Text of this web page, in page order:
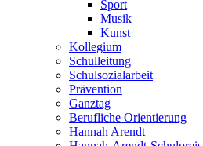
Sport
Musik
Kunst
Kollegium
Schulleitung
Schulsozialarbeit
Prävention
Ganztag
Berufliche Orientierung
Hannah Arendt